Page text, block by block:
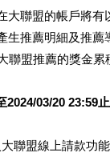
大聯盟的帳戶將有
推薦明細及推薦
盟推薦的獎金累
03/20 23:59止
聯盟線上請款功